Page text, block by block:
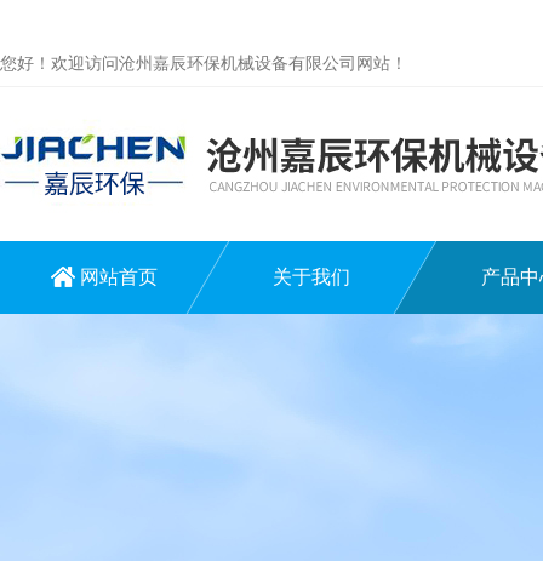
您好！欢迎访问沧州嘉辰环保机械设备有限公司网站！
网站首页 关于我们 产品中